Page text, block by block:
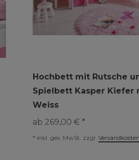
Hochbett mit Rutsche
Spielbett Kasper Kiefer
Weiss
ab 269,00 € *
* inkl. ges. MwSt. zzgl.